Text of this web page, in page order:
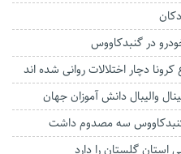
سه مصدوم داشت
گلستان را دارد